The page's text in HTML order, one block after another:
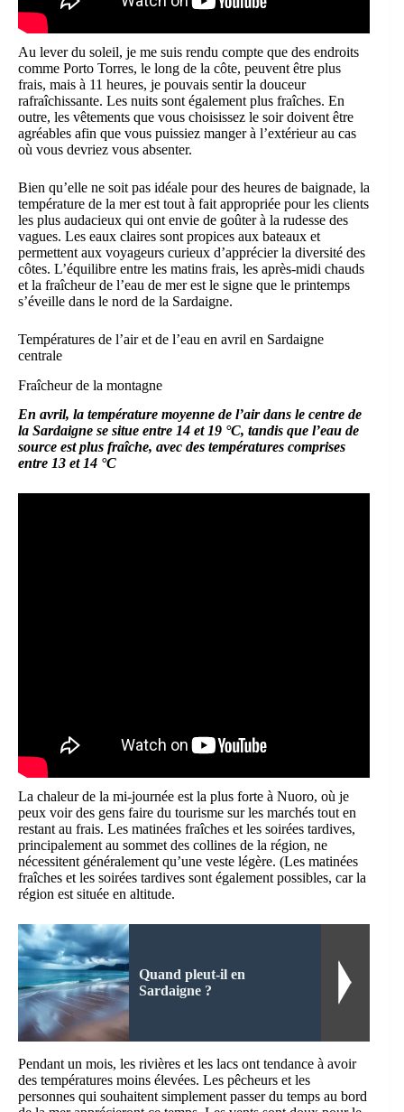
Au lever du soleil, je me suis rendu compte que des endroits
comme Porto Torres, le long de la côte, peuvent être plus
frais, mais à 11 heures, je pouvais sentir la douceur
rafraîchissante. Les nuits sont également plus fraîches. En
outre, les vêtements que vous choisissez le soir doivent être
agréables afin que vous puissiez manger à l’extérieur au cas
où vous devriez vous absenter.
Bien qu’elle ne soit pas idéale pour des heures de baignade, la
température de la mer est tout à fait appropriée pour les clients
les plus audacieux qui ont envie de goûter à la rudesse des
vagues. Les eaux claires sont propices aux bateaux et
permettent aux voyageurs curieux d’apprécier la diversité des
côtes. L’équilibre entre les matins frais, les après-midi chauds
et la fraîcheur de l’eau de mer est le signe que le printemps
s’éveille dans le nord de la Sardaigne.
Températures de l’air et de l’eau en avril en Sardaigne
centrale
Fraîcheur de la montagne
En avril, la température moyenne de l’air dans le centre de
la Sardaigne se situe entre 14 et 19 °C, tandis que l’eau de
source est plus fraîche, avec des températures comprises
entre 13 et 14 °C
La chaleur de la mi-journée est la plus forte à Nuoro, où je
peux voir des gens faire du tourisme sur les marchés tout en
restant au frais. Les matinées fraîches et les soirées tardives,
principalement au sommet des collines de la région, ne
nécessitent généralement qu’une veste légère. (Les matinées
fraîches et les soirées tardives sont également possibles, car la
région est située en altitude.
Quand pleut-il en
Sardaigne ?
Pendant un mois, les rivières et les lacs ont tendance à avoir
des températures moins élevées. Les pêcheurs et les
personnes qui souhaitent simplement passer du temps au bord